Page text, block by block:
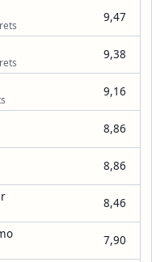
9,47
9,38
9,16
8,86
8,86
8,46
7,90